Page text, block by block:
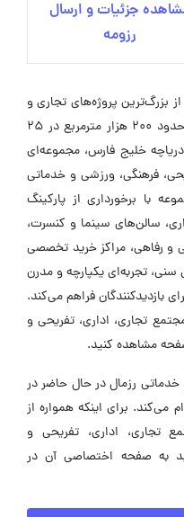
جزئیات و ارسال
رزومه
بزرگ‌ترین پروژه‌های تجاری و
خدماتی منطقه ۲۲ تهران، با زیربنایی حدود ۲۰۰ هزار مترمربع در ۲۵
خلیج فارس، مجموعه‌ای
فرهنگی، ورزشی و خدماتی
با برخورداری از پارکینگ
سالن‌های سینما و کنسرت،
و رفاهی، مراکز خرید تخصصی
سنی، تجربه‌ای یکپارچه و مدرن
بازدیدکنندگان فراهم می‌کند.
تجاری، اداری، تفریحی و
مشاهده کنید.
رزمال در حال حاضر در
برای اینکه همواره از
تجاری، اداری، تفریحی و
به صفحه اختصاصی آن در